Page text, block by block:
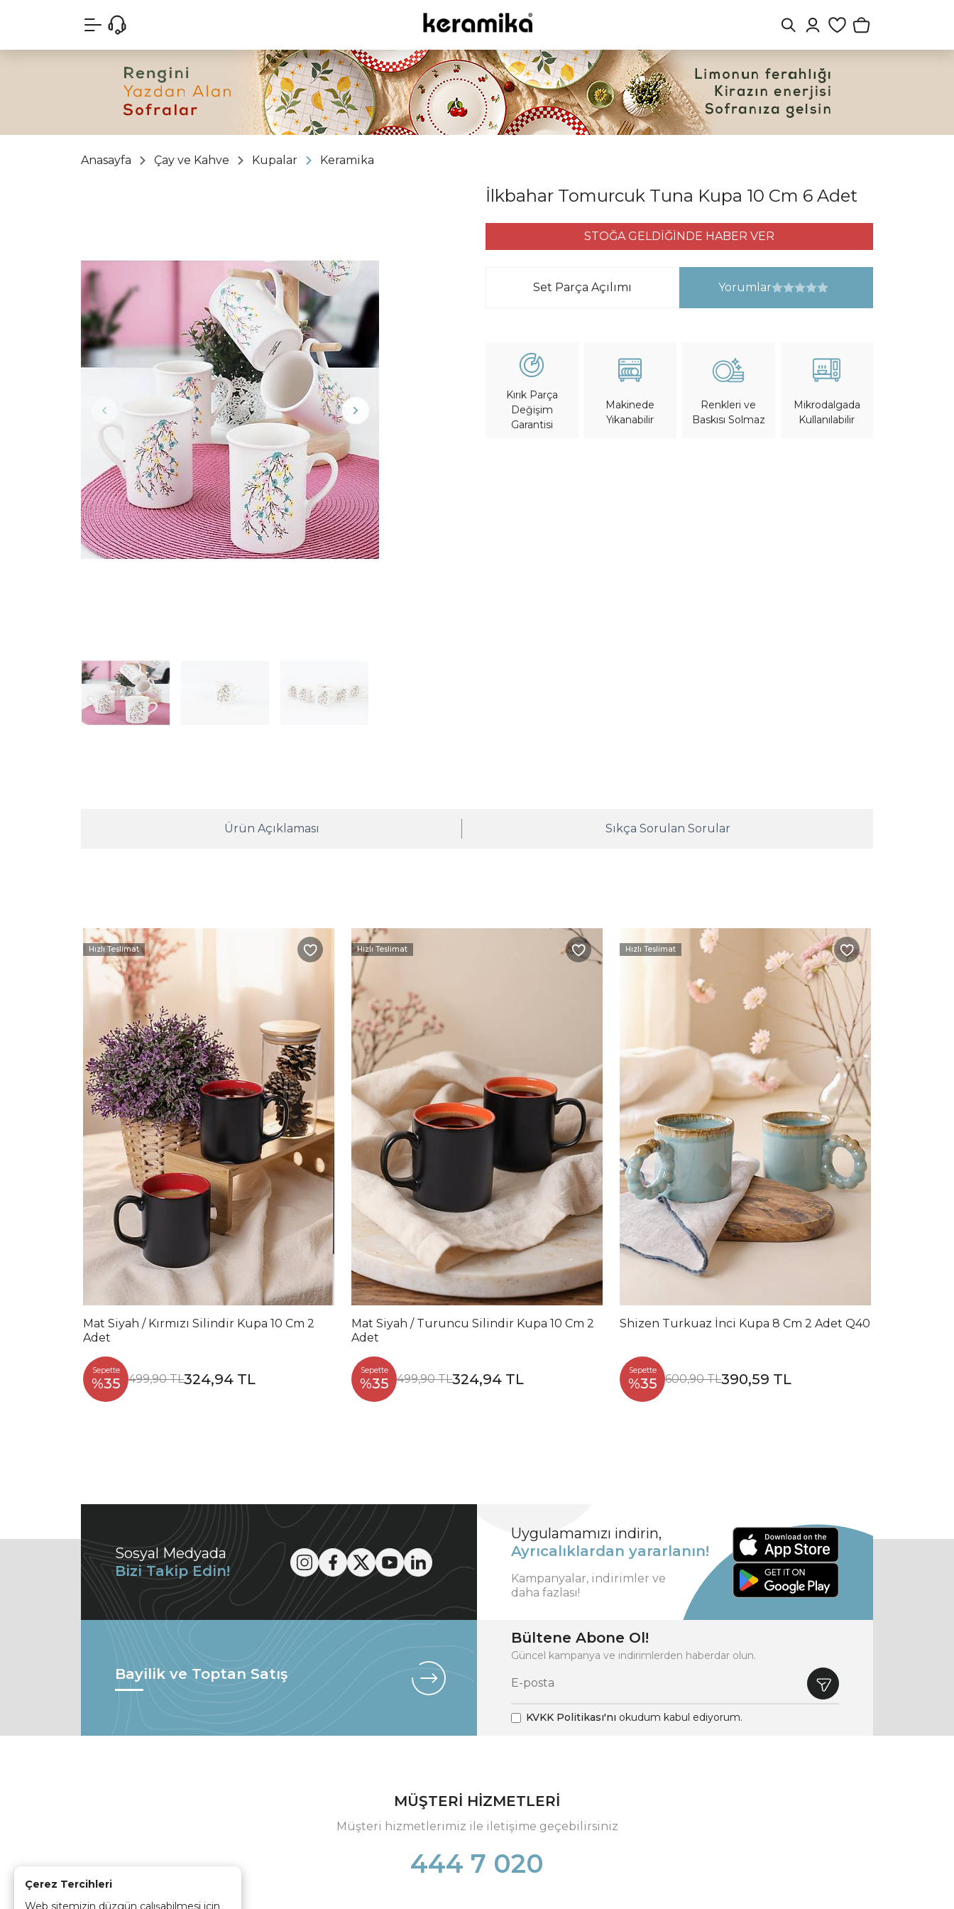
Çerez Tercihleri
Web sitemizin düzgün çalışabilmesi için
Anasayfa Çay ve Kahve Kupalar Keramika
İlkbahar Tomurcuk Tuna Kupa 10 Cm 6 Adet
STOĞA GELDİĞİNDE HABER VER
Set Parça Açılımı Yorumlar
Kırık Parça
Değişim
Garantisi
Makinede
Yıkanabilir
Renkleri ve
Baskısı Solmaz
Mikrodalgada
Kullanılabilir
Ürün Açıklaması Sıkça Sorulan Sorular
Hızlı Teslimat
Mat Siyah / Kırmızı Silindir Kupa 10 Cm 2
Adet
Sepette
%35 499,90 TL324,94 TL
Hızlı Teslimat
Mat Siyah / Turuncu Silindir Kupa 10 Cm 2
Adet
Sepette
%35 499,90 TL324,94 TL
Hızlı Teslimat
Shizen Turkuaz İnci Kupa 8 Cm 2 Adet Q40
Sepette
%35 600,90 TL390,59 TL
Sosyal Medyada
Bizi Takip Edin!
Uygulamamızı indirin,
Ayrıcalıklardan yararlanın!
Kampanyalar, indirimler ve
daha fazlası!
Bayilik ve Toptan Satış
Bültene Abone Ol!
Güncel kampanya ve indirimlerden haberdar olun.
KVKK Politikası'nı okudum kabul ediyorum.
MÜŞTERİ HİZMETLERİ
Müşteri hizmetlerimiz ile iletişime geçebilirsiniz
444 7 020